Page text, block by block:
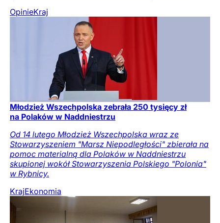
OpinieKraj
Młodzież Wszechpolska zebrała 250 tysięcy zł
na Polaków w Naddniestrzu
Od 14 lutego Młodzież Wszechpolska wraz ze
Stowarzyszeniem "Marsz Niepodległości" zbierała na
pomoc materialną dla Polaków w Naddniestrzu
skupionej wokół Stowarzyszenia Polskiego "Polonia"
w Rybnicy.
KrajEkonomia